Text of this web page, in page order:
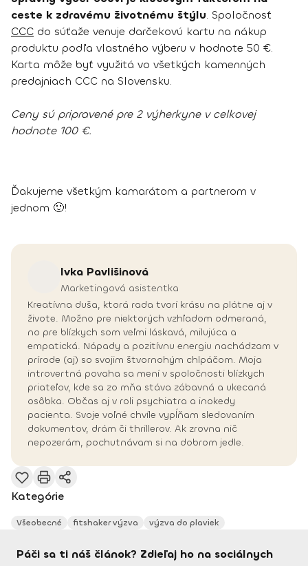
ceste k zdravému životnému štýlu. Spoločnosť
CCC do súťaže venuje darčekovú kartu na nákup
produktu podľa vlastného výberu v hodnote 50 €.
Karta môže byť využitá vo všetkých kamenných
predajniach CCC na Slovensku.
Ceny sú pripravené pre 2 výherkyne v celkovej
hodnote 100 €.
Ďakujeme všetkým kamarátom a partnerom v
jednom 🙂!
Ivka Pavlišinová
Marketingová asistentka
Kreatívna duša, ktorá rada tvorí krásu na plátne aj v
živote. Možno pre niektorých vzhľadom odmeraná,
no pre blízkych som veľmi láskavá, milujúca a
empatická. Nápady a pozitívnu energiu nachádzam v
prírode (aj) so svojim štvornohým chlpáčom. Moja
introvertná povaha sa mení v spoločnosti blízkych
priateľov, kde sa zo mňa stáva zábavná a ukecaná
osôbka. Občas aj v roli psychiatra a inokedy
pacienta. Svoje voľné chvíle vypĺňam sledovaním
dokumentov, drám či thrillerov. Ak zrovna nič
nepozerám, pochutnávam si na dobrom jedle.
Kategórie
Všeobecné fitshaker výzva výzva do plaviek
Páči sa ti náš článok? Zdieľaj ho na sociálnych